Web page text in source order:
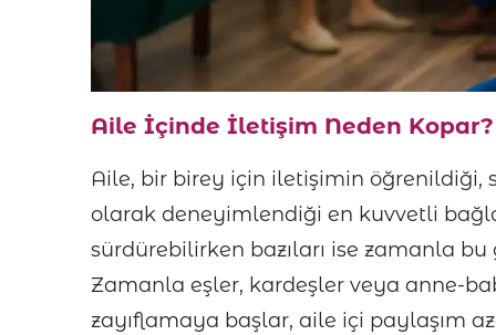
Aile İçinde İletişim Neden Kopar?
Aile, bir birey için iletişimin öğrenildiği,
olarak deneyimlendiği en kuvvetli
sürdürebilirken bazıları ise zamanla
Zamanla eşler, kardeşler veya anne-
zayıflamaya başlar, aile içi paylaşım